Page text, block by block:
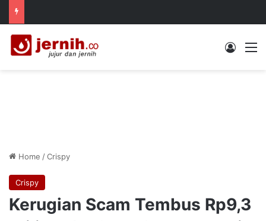
Log In
Home /Crispy
Crispy
Kerugian Scam Tembus Rp9,3